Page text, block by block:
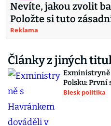
Nevíte, jakou zvolit
Položte si tuto
Reklama
Články z jiných
Exministryně
Polsku: První
Blesk politika